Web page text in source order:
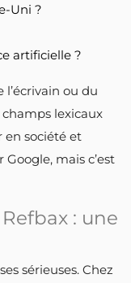
Uni ?
artificielle ?
l’écrivain ou du
lexicaux
en société et
mais c’est
: une
sérieuses. Chez